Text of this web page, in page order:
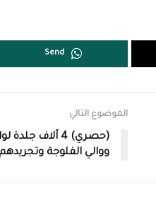
Send
الموضوع التالي
(حصري) 4 آلاف
ووالي الفلوجة